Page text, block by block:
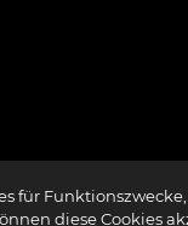
für
diese Cookies